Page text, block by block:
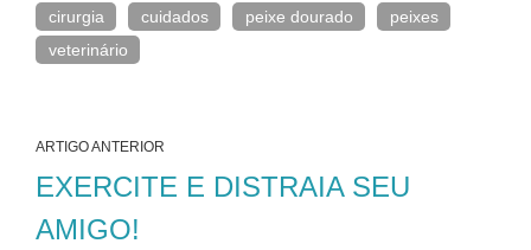
cirurgia cuidados peixe dourado
peixes
veterinário
ARTIGO ANTERIOR
EXERCITE E DISTRAIA SEU
AMIGO!